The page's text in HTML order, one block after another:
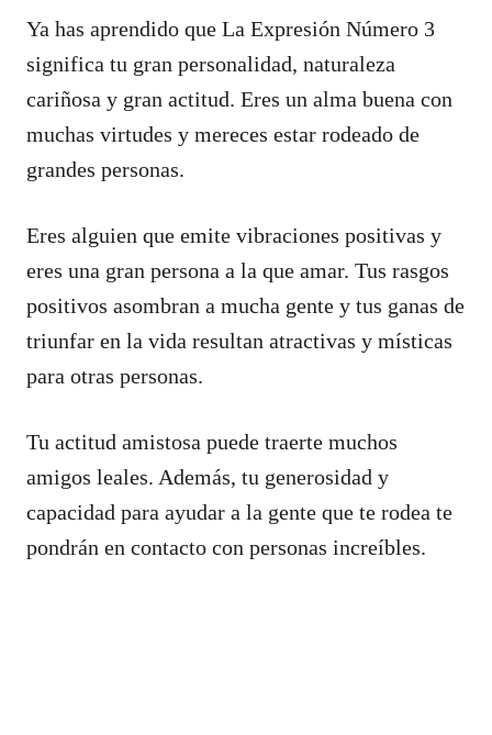
Ya has aprendido que La Expresión Número 3
significa tu gran personalidad, naturaleza
cariñosa y gran actitud. Eres un alma buena con
muchas virtudes y mereces estar rodeado de
grandes personas.
Eres alguien que emite vibraciones positivas y
eres una gran persona a la que amar. Tus rasgos
positivos asombran a mucha gente y tus ganas de
triunfar en la vida resultan atractivas y místicas
para otras personas.
Tu actitud amistosa puede traerte muchos
amigos leales. Además, tu generosidad y
capacidad para ayudar a la gente que te rodea te
pondrán en contacto con personas increíbles.